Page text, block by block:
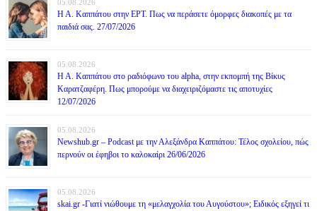
05.08.2026
Η Α. Καππάτου στην ΕΡΤ. Πως να περάσετε όμορφες διακοπές με τα
παιδιά σας. 27/07/2026
05.08.2026
Η Α. Καππάτου στο ραδιόφωνο του alpha, στην εκπομπή της Βίκυς
Καρατζαφέρη. Πως μπορούμε να διαχειριζόμαστε τις αποτυχίες
12/07/2026
05.08.2026
Newshub.gr – Podcast με την Αλεξάνδρα Καππάτου: Τέλος σχολείου, πώς
περνούν οι έφηβοι το καλοκαίρι 26/06/2026
05.08.2026
skai.gr -Γιατί νιώθουμε τη «μελαγχολία του Αυγούστου»; Ειδικός εξηγεί τι